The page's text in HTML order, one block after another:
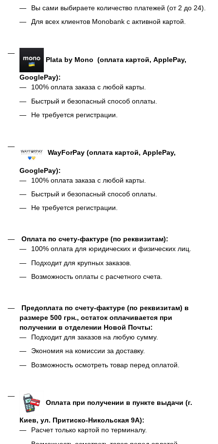
Вы сами выбираете количество платежей (от 2 до 24).
Для всех клиентов Monobank с активной картой.
Plata by Mono (оплата картой, ApplePay,
GooglePay):
100% оплата заказа с любой карты.
Быстрый и безопасный способ оплаты.
Не требуется регистрации.
WayForPay (оплата картой, ApplePay,
GooglePay):
100% оплата заказа с любой карты.
Быстрый и безопасный способ оплаты.
Не требуется регистрации.
Оплата по счету-фактуре (по реквизитам):
100% оплата для юридических и физических лиц.
Подходит для крупных заказов.
Возможность оплаты с расчетного счета.
Предоплата по счету-фактуре (по реквизитам) в
размере 500 грн., остаток оплачивается при
получении в отделении Новой Почты:
Подходит для заказов на любую сумму.
Экономия на комиссии за доставку.
Возможность осмотреть товар перед оплатой.
Оплата при получении в пункте выдачи (г.
Киев, ул. Притиско-Никольская 9А):
Расчет только картой по терминалу.